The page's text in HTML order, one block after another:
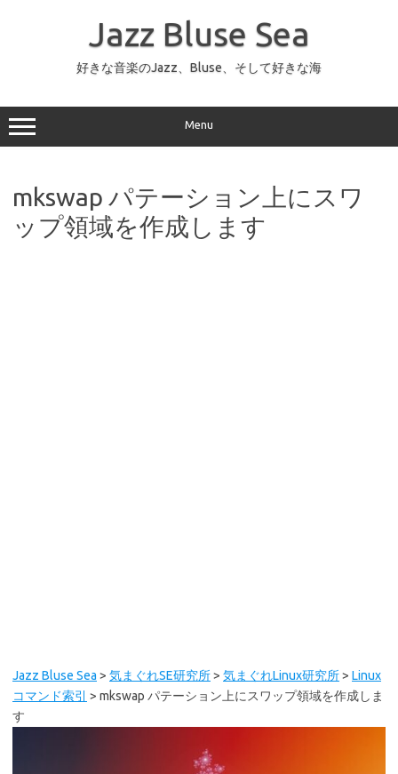
ッ
プ
Jazz Bluse Sea
好きな音楽のJazz、Bluse、そして好きな海
Menu
mkswap パテーション上にスワ
ップ領域を作成します
Jazz Bluse Sea > 気まぐれSE研究所> 気まぐれLinux研究所> Linux
コマンド索引
> mkswap パテーション上にスワップ領域を作成しま
す